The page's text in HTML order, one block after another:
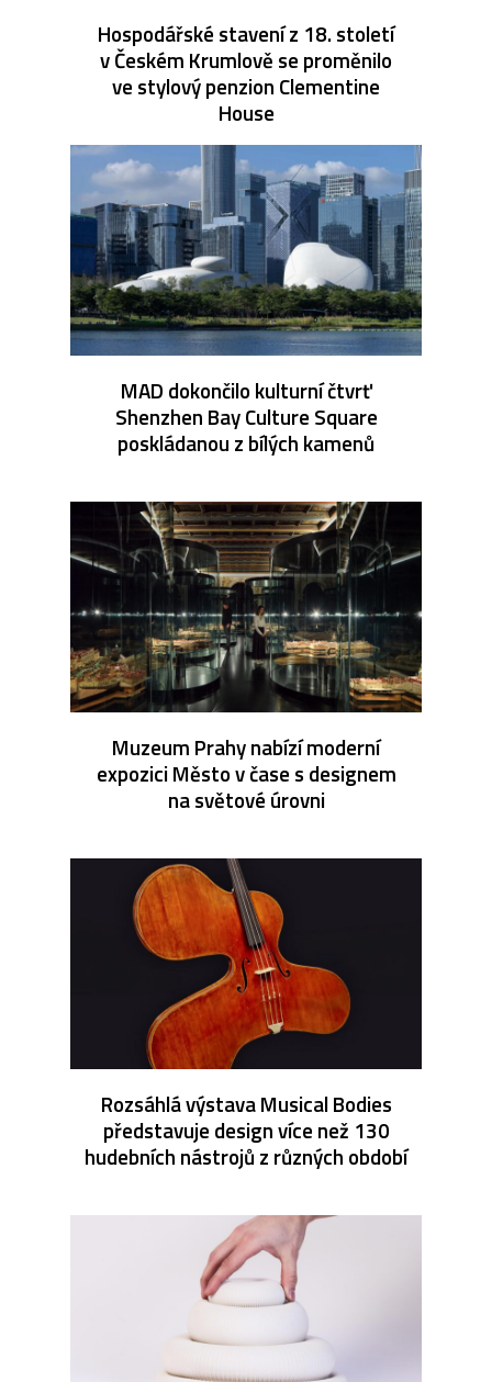
Hospodářské stavení z 18. století
v Českém Krumlově se proměnilo
ve stylový penzion Clementine
House
MAD dokončilo kulturní čtvrť
Shenzhen Bay Culture Square
poskládanou z bílých kamenů
Muzeum Prahy nabízí moderní
expozici Město v čase s designem
na světové úrovni
Rozsáhlá výstava Musical Bodies
představuje design více než 130
hudebních nástrojů z různých období